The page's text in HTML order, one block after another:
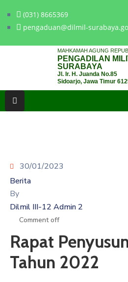
(031) 8665369
pengaduan@dilmil-
MAHKAMAH AGUNG
PENGADILAN
SURABAYA
Jl. Ir. H. Juanda No.85
Sidoarjo, Jawa Timur
LAYANAN
HUKUM
PPID
KINERJA
RB
GALERI
30/01/2023
Berita
By
Dilmil III-12 Admin 2
Comment off
Rapat
Tahun 2022